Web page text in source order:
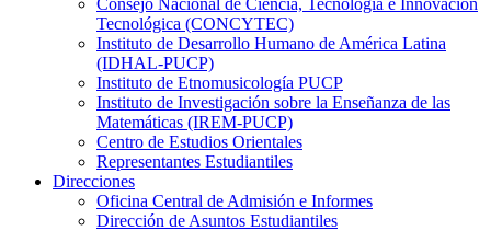
Consejo Nacional de Ciencia, Tecnología e Innovación
Tecnológica (CONCYTEC)
Instituto de Desarrollo Humano de América Latina
(IDHAL-PUCP)
Instituto de Etnomusicología PUCP
Instituto de Investigación sobre la Enseñanza de las
Matemáticas (IREM-PUCP)
Centro de Estudios Orientales
Representantes Estudiantiles
Direcciones
Oficina Central de Admisión e Informes
Dirección de Asuntos Estudiantiles